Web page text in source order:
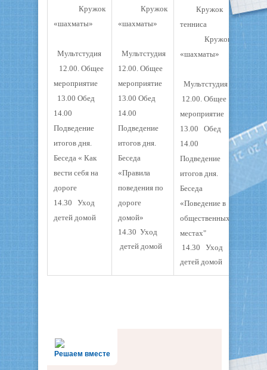
Кружок
«шахматы»
Мультстудия
12.00. Общее
мероприятие
13.00 Обед
14.00
Подведение
итогов дня.
Беседа « Как
вести себя на
дороге
14.30 Уход
детей домой
Кружок
«шахматы»
Мультстудия
12.00. Общее
мероприятие
13.00 Обед
14.00
Подведение
итогов дня.
Беседа
«Правила
поведения по
дороге
домой»
14.30 Уход
детей домой
Кружок
тенниса
Кружок
«шахматы»
Мультстудия
12.00. Общее
мероприятие
13.00 Обед
14.00
Подведение
итогов дня.
Беседа
«Поведение в
общественных
местах"
14.30 Уход
детей домой
Решаем вместе